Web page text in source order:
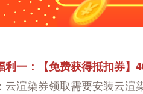
利一：【免费获得抵扣券】
云渲染券领取需要安装云渲